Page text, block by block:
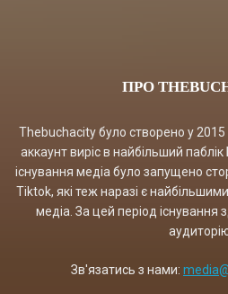
ПРО
Thebuchacity було створено у
аккаунт виріс в найбільший паблік
існування медіа було запущено
Tiktok, які теж наразі є
медіа. За цей період існування
Зв'язатись з нами: